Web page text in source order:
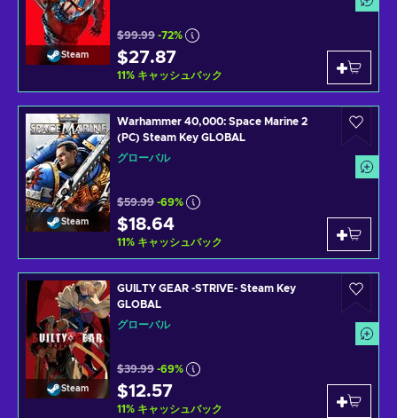
Steam
$99.99 -72%
$27.87
11% キャッシュバック
Steam
Warhammer 40,000: Space Marine 2
(PC) Steam Key GLOBAL
グローバル
$59.99 -69%
$18.64
11% キャッシュバック
Steam
GUILTY GEAR -STRIVE- Steam Key
GLOBAL
グローバル
$39.99 -69%
$12.57
11% キャッシュバック